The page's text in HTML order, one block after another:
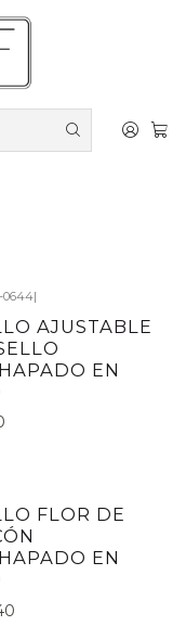
un 40% de
sobre $100.000
en Oro
en Oro
0644|
AJUSTABLE
EN
FLOR DE
EN